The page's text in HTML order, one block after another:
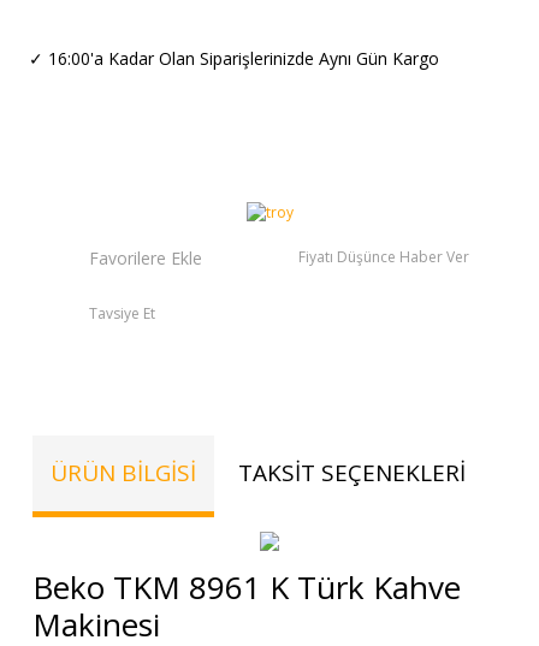
✓ 16:00'a Kadar Olan Siparişlerinizde Aynı Gün Kargo
Fiyatı Düşünce Haber Ver
Tavsiye Et
ÜRÜN BILGISI TAKSIT SEÇENEKLERI
Beko TKM 8961 K Türk Kahve
Makinesi